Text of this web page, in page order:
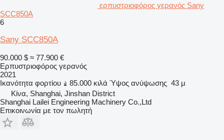
ερπυστριοφόρος γερανός Sany
SCC850A
6
Sany SCC850A
90.000 $ ≈ 77.900 €
Ερπυστριοφόρος γερανός
2021
Ικανότητα φορτίου
85.000 κιλά Ύψος ανύψωσης 43 μ
Κίνα, Shanghai, Jinshan District
Shanghai Lailei Engineering Machinery Co.,Ltd
Επικοινωνία με τον πωλητή